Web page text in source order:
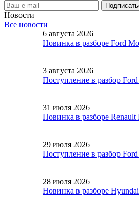
Новости
Все новости
6 августа 2026
Новинка в разборе Ford
3 августа 2026
Поступление в разбор
31 июля 2026
Новинка в разборе
29 июля 2026
Поступление в разбор
28 июля 2026
Новинка в разборе